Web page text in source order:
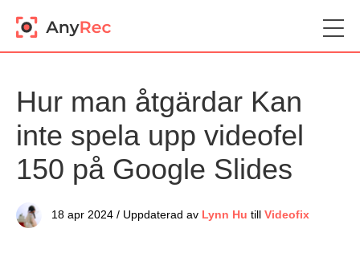
Hur man åtgärdar Kan
inte spela upp videofel
150 på Google Slides
18 apr 2024 / Uppdaterad av Lynn Hu till Videofix